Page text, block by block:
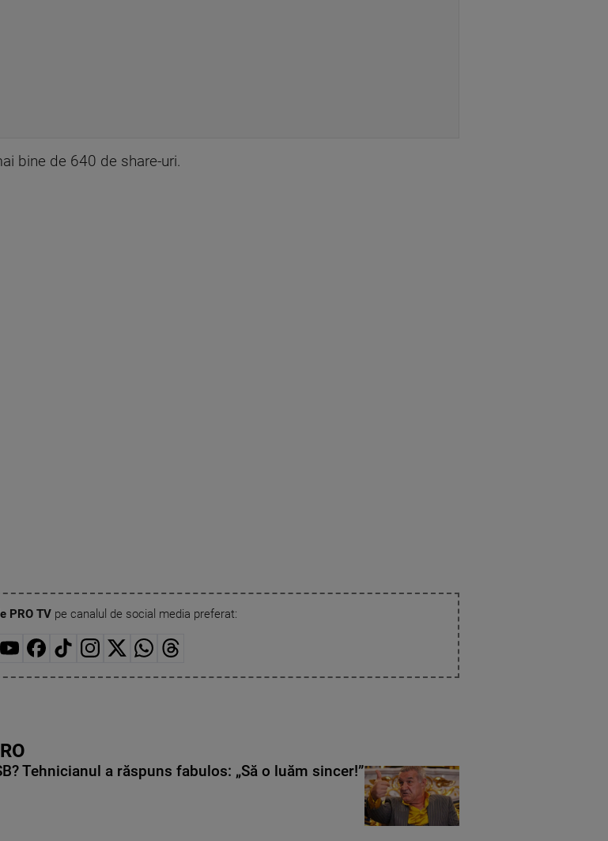
bine de 640 de share-uri.
PRO TVpe canalul de social media preferat:
Tehnicianul a răspuns fabulos: „Să o luăm sincer!”